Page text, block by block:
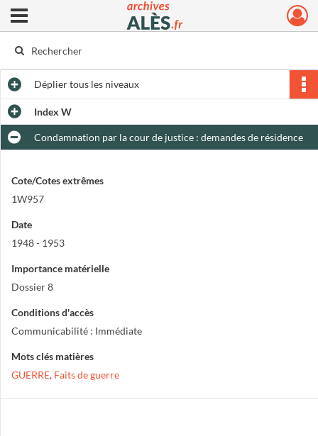
Archives municipales d'Alès
Ouvrir le menu déroulant
Dépliertous les niveaux
Index W
Condamnation par la cour de justice : demandes de résidence
Cote/Cotes extrêmes
1W957
Date
1948 - 1953
Importance matérielle
Dossier 8
Conditions d'accès
Communicabilité : Immédiate
Mots clés matières
GUERRE, Faits de guerre